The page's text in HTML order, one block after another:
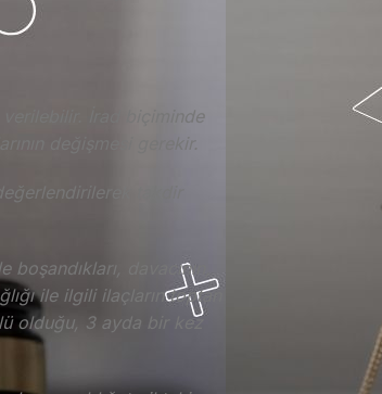
verilebilir. İrad biçiminde
değişmesi gerekir.
takdir
davacının,
ile ilgili ilaçların toptan
olduğu, 3 ayda bir kez